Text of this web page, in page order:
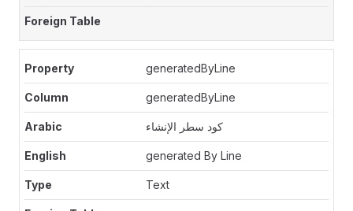
generatedByLine
generatedByLine
كود سطر الإنشاء
generated By Line
Text